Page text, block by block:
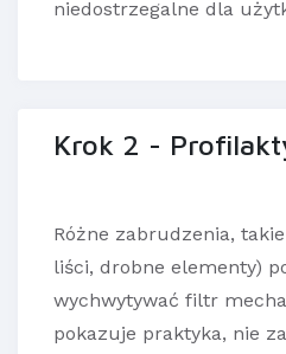
niedostrzegalne dla
Krok 2 -
Różne zabrudzenia,
liści, drobne elementy)
wychwytywać filtr
pokazuje praktyka, nie